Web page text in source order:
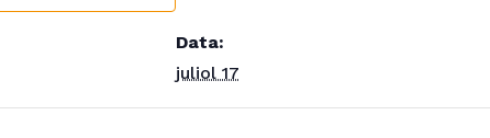
Data:
juliol 17